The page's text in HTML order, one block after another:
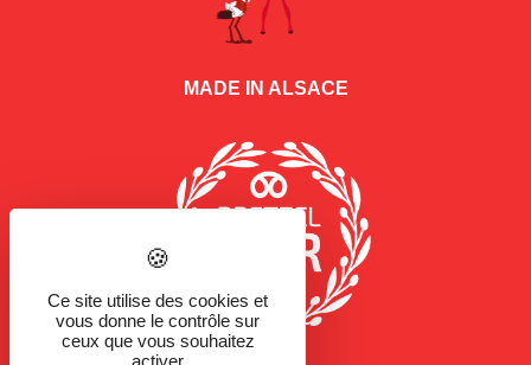
MADE IN ALSACE
Ce site utilise des cookies et
vous donne le contrôle sur
ceux que vous souhaitez
activer